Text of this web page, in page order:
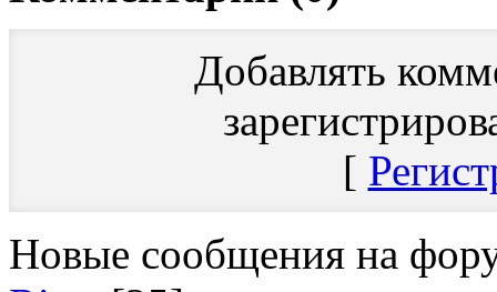
Добавлять
[
Новые сообщения на